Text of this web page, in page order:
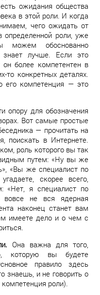
ожидания общества
в этой роли. И когда
чего ожидать от
определенной роли, уже
можем обоснованно
знает лучше. Если это
он более компетентен в
то конкретных деталях.
его компетенция — это
опору для обозначения
Вот самые простые
— прочитать на
поискать в Интернете.
роль которого вы так
путем: «Ну вы же
«Вы же специалист по
скорее всего,
«Нет, я специалист по
не вся ядерная
наконец станет вам
имеете дело и о чем с
Она важна для того,
которую вы будете
правило здесь
знаешь, и не говорить о
роли).